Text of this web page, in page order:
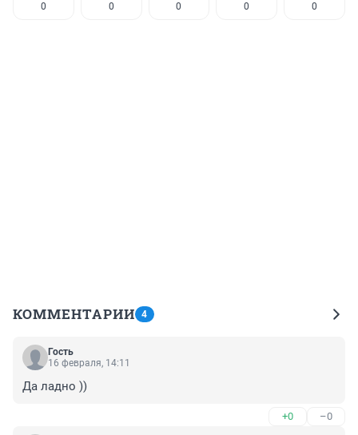
0 0 0 0 0
КОММЕНТАРИИ 4
Гость
16 февраля, 14:11
Да ладно ))
+0 –0